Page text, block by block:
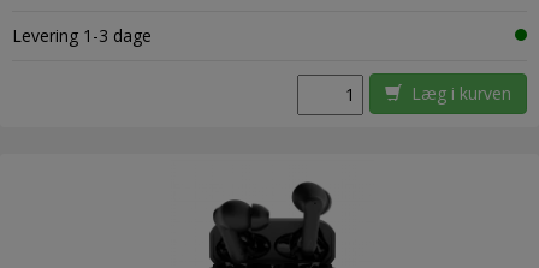
Levering 1-3 dage
Læg i kurven